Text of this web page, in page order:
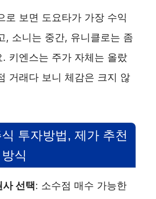
로 보면 도요타가 가장 수익
, 소니는 중간, 유니클로는 좀
. 키엔스는 주가 자체는 올랐
거래다 보니 체감은 크지 않
투자방법, 제가 추천
식
사 선택: 소수점 매수 가능한